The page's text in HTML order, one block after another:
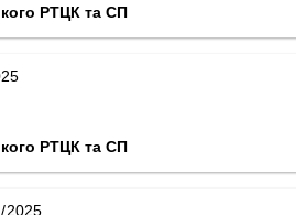
РТЦК та СП
РТЦК та СП